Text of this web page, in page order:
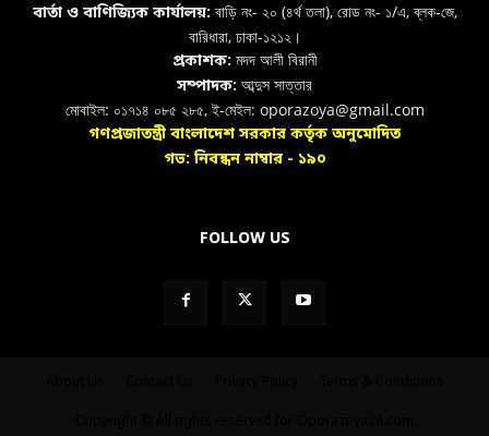
বার্তা ও বাণিজ্যিক কার্যালয়: বাড়ি নং- ২০ (৪র্থ তলা), রোড নং- ১/এ, ব্লক-জে,
বারিধারা, ঢাকা-১২১২।
প্রকাশক:মদদ আলী বিরানী
সম্পাদক: আব্দুস সাত্তার
মোবাইল: ০১৭১৪ ০৮৫ ২৮৫, ই-মেইল: oporazoya@gmail.com
গণপ্রজাতন্ত্রী বাংলাদেশ সরকার কর্তৃক অনুমোদিত
গভ: নিবন্ধন নাম্বার - ১৯০
FOLLOW US